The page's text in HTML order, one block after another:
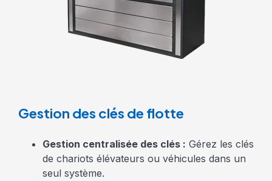
Gestion des clés de flotte
Gestion centralisée des clés : Gérez les clés
de chariots élévateurs ou véhicules dans un
seul système.